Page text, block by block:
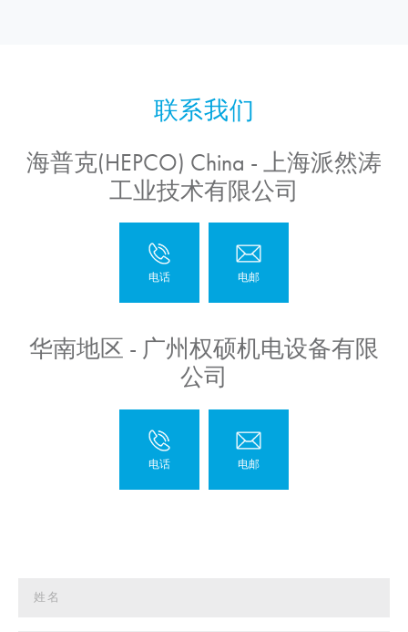
海普克(HEPCO) China - 上海派然涛
工业技术有限公司
华南地区 - 广州权硕机电设备有限
公司